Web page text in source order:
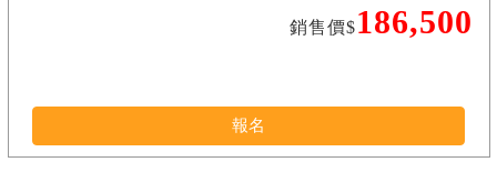
銷售價$186,500
報名